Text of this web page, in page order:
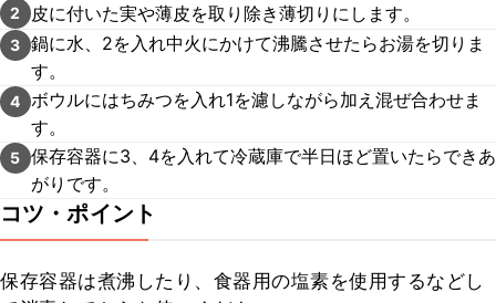
2 皮に付いた実や薄皮を取り除き薄切りにします。
3 鍋に水、2を入れ中火にかけて沸騰させたらお湯を切りま
す。
4 ボウルにはちみつを入れ1を濾しながら加え混ぜ合わせま
す。
5 保存容器に3、4を入れて冷蔵庫で半日ほど置いたらできあ
がりです。
コツ・ポイント
保存容器は煮沸したり、食器用の塩素を使用するなどし